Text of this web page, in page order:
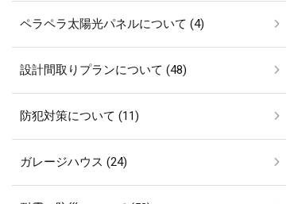
ペラペラ太陽光パネルについて (4)
設計間取りプランについて (48)
防犯対策について (11)
ガレージハウス (24)